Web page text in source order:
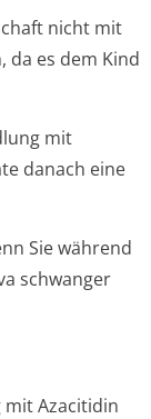
nicht mit
da es dem Kind
mit
danach eine
Sie während
schwanger
Azacitidin